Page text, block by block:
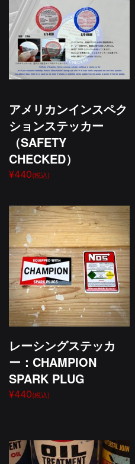
アメリカンインスペク
ションステッカー
（SAFETY
CHECKED）
¥440(税込)
レーシングステッカ
ー：CHAMPION
SPARK PLUG
¥440(税込)